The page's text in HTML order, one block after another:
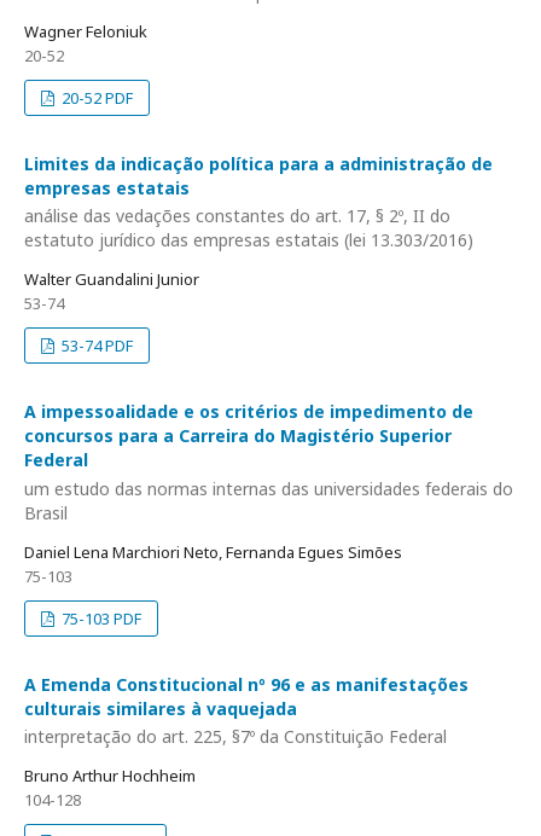
Wagner Feloniuk
20-52
20-52 PDF
Limites da indicação política para a administração de
empresas estatais
análise das vedações constantes do art. 17, § 2º, II do
estatuto jurídico das empresas estatais (lei 13.303/2016)
Walter Guandalini Junior
53-74
53-74 PDF
A impessoalidade e os critérios de impedimento de
concursos para a Carreira do Magistério Superior
Federal
um estudo das normas internas das universidades federais do
Brasil
Daniel Lena Marchiori Neto, Fernanda Egues Simões
75-103
75-103 PDF
A Emenda Constitucional nº 96 e as manifestações
culturais similares à vaquejada
interpretação do art. 225, §7º da Constituição Federal
Bruno Arthur Hochheim
104-128